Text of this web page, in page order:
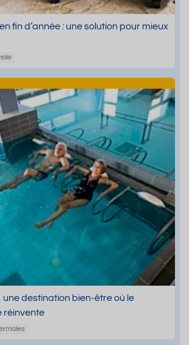
fin d’année : une solution pour mieux
une destination bien-être où le
réinvente